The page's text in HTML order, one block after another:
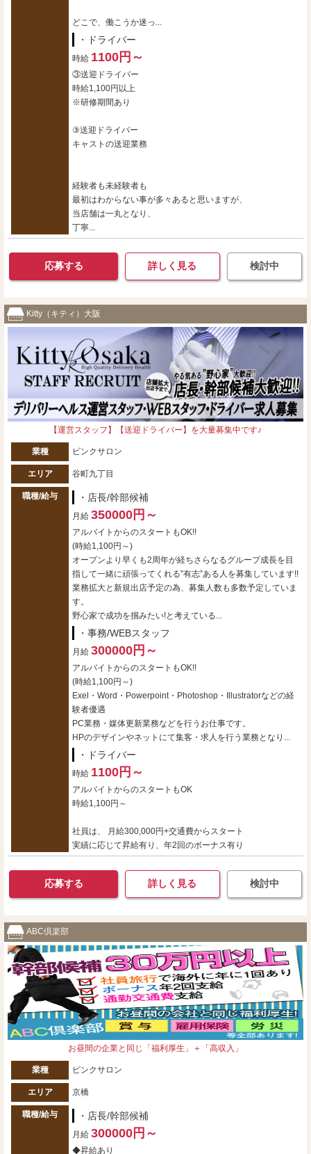
どこで、働こうか迷っ...
・ドライバー
時給 1100円～
③送迎ドライバー
時給1,100円以上
※研修期間あり
③送迎ドライバー
キャストの送迎業務
経験者も未経験者も
最初はわからない事が多々あると思いますが、
当店舗は一丸となり、
丁寧...
応募する 詳しく見る 検討中
Kitty（キティ）大阪
【運営スタッフ】【送迎ドライバー】を大量募集中です♪
業種 ピンクサロン
エリア 谷町九丁目
職種/給与 ・店長/幹部候補
月給 350000円～
アルバイトからのスタートもOK!!
(時給1,100円～)
オープンより早くも2周年が経ちさらなるグループ成長を目
指して一緒に頑張ってくれる”有志”ある人を募集しています!!
業務拡大と新規出店予定の為、募集人数も多数予定していま
す。
野心家で成功を掴みたい!と考えている...
・事務/WEBスタッフ
月給 300000円～
アルバイトからのスタートもOK!!
(時給1,100円～)
Exel・Word・Powerpoint・Photoshop・Illustratorなどの経
験者優遇
PC業務・媒体更新業務などを行うお仕事です。
HPのデザインやネットにて集客・求人を行う業務となり...
・ドライバー
時給 1100円～
アルバイトからのスタートもOK
時給1,100円～
社員は、 月給300,000円+交通費からスタート
実績に応じて昇給有り、年2回のボーナス有り
応募する 詳しく見る 検討中
ABC倶楽部
お昼間の企業と同じ「福利厚生」＋「高収入」
業種 ピンクサロン
エリア 京橋
職種/給与 ・店長/幹部候補
月給 300000円～
◆昇給あり